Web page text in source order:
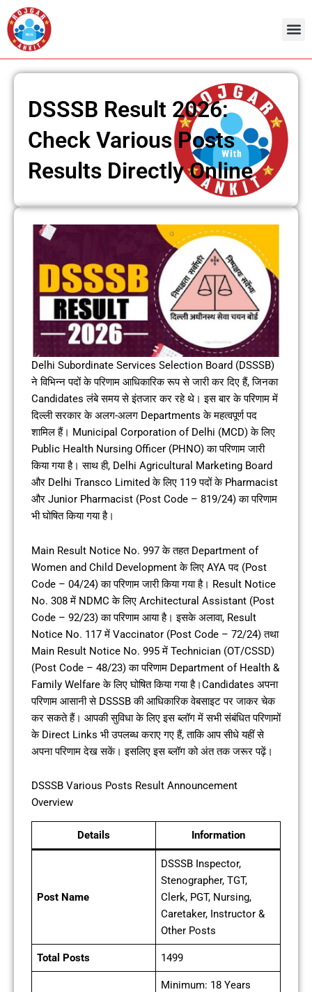
Skip
to
content
DSSSB Result 2026:
Check Various Posts
Results Directly Online
Delhi Subordinate Services Selection Board (DSSSB)
ने विभिन्न पदों के परिणाम आधिकारिक रूप से जारी कर दिए हैं, जिनका
Candidates लंबे समय से इंतजार कर रहे थे। इस बार के परिणाम में
दिल्ली सरकार के अलग-अलग Departments के महत्वपूर्ण पद
शामिल हैं। Municipal Corporation of Delhi (MCD) के लिए
Public Health Nursing Officer (PHNO) का परिणाम जारी
किया गया है। साथ ही, Delhi Agricultural Marketing Board
और Delhi Transco Limited के लिए 119 पदों के Pharmacist
और Junior Pharmacist (Post Code – 819/24) का परिणाम
भी घोषित किया गया है।
Main Result Notice No. 997 के तहत Department of
Women and Child Development के लिए AYA पद (Post
Code – 04/24) का परिणाम जारी किया गया है। Result Notice
No. 308 में NDMC के लिए Architectural Assistant (Post
Code – 92/23) का परिणाम आया है। इसके अलावा, Result
Notice No. 117 में Vaccinator (Post Code – 72/24) तथा
Main Result Notice No. 995 में Technician (OT/CSSD)
(Post Code – 48/23) का परिणाम Department of Health &
Family Welfare के लिए घोषित किया गया है।Candidates अपना
परिणाम आसानी से DSSSB की आधिकारिक वेबसाइट पर जाकर चेक
कर सकते हैं। आपकी सुविधा के लिए इस ब्लॉग में सभी संबंधित परिणामों
के Direct Links भी उपलब्ध कराए गए हैं, ताकि आप सीधे यहीं से
अपना परिणाम देख सकें। इसलिए इस ब्लॉग को अंत तक जरूर पढ़ें।
DSSSB Various Posts Result Announcement
Overview
Details Information
Post Name
DSSSB Inspector,
Stenographer, TGT,
Clerk, PGT, Nursing,
Caretaker, Instructor &
Other Posts
Total Posts 1499
Minimum: 18 Years